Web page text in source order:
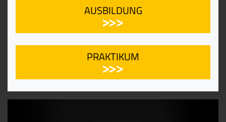
AUSBILDUNG
PRAKTIKUM